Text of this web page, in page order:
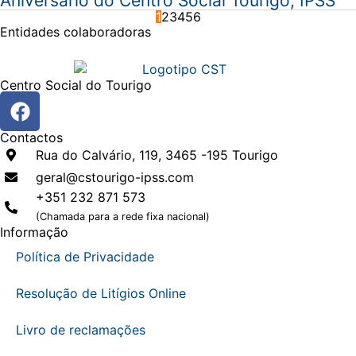
123456
Entidades colaboradoras
Centro Social do Tourigo
Contactos
Rua do Calvário, 119, 3465 -195 Tourigo
geral@cstourigo-ipss.com
+351 232 871 573
(Chamada para a rede fixa nacional)
Informação
Política de Privacidade
Resolução de Litígios Online
Livro de reclamações